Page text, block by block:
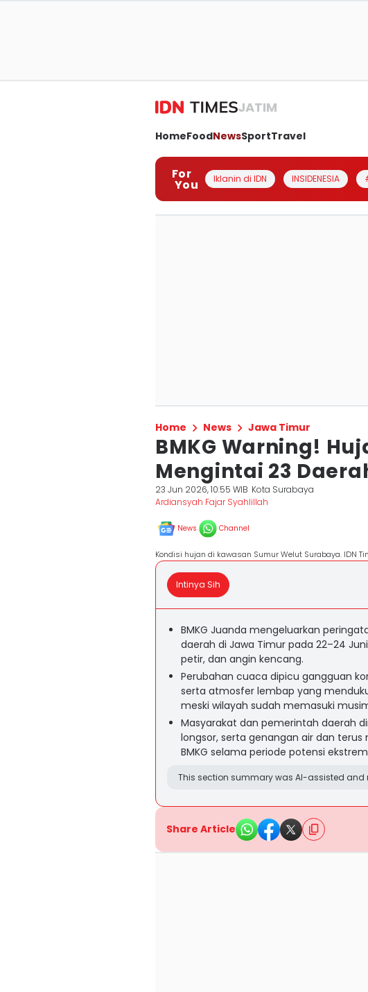
JATIM
HomeFoodNewsSportTravel
For
You Iklanin di IDN INSIDENESIA
Home News Jawa Timur
BMKG Warning!
Mengintai 23
23 Jun 2026, 10:55 WIB Kota Surabaya
Ardiansyah Fajar Syahlillah
News Channel
Kondisi hujan di kawasan Sumur Welut Surabaya. IDN
Intinya Sih
BMKG Juanda mengeluarkan
daerah di Jawa Timur pada 22–24
petir, dan angin kencang.
Perubahan cuaca dipicu gangguan
serta atmosfer lembap yang
meski wilayah sudah memasuki
Masyarakat dan pemerintah daerah
longsor, serta genangan air dan
BMKG selama periode potensi
This section summary was AI-assisted and
Share Article